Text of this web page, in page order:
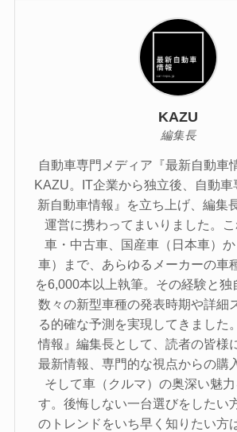
KAZU
編集長
自動車専門メディア『最新自動車
KAZU。IT企業から独立後、自動車
新自動車情報』を立ち上げ、編集
運営に携わってまいりました。
車・中古車、国産車（日本車）
車）まで、あらゆるメーカーの車
を6,000本以上執筆。その経験と独
数々の新型車種の発表時期や詳細
る的確な予測を実現してきました
情報』編集長として、読者の皆様
最新情報、専門的な視点からの購
そして車（クルマ）の奥深い魅
す。後悔しない一台選びをしたい
のトレンドをいち早く知りたい方